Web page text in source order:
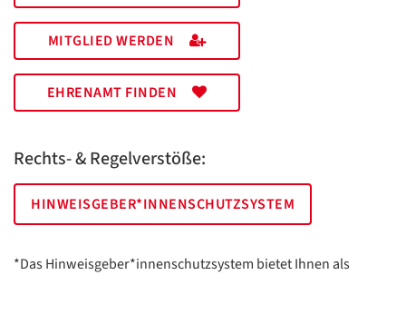
MITGLIED WERDEN
EHRENAMT FINDEN
Rechts- & Regelverstöße:
HINWEISGEBER*INNENSCHUTZSYSTEM
*Das Hinweisgeber*innenschutzsystem bietet Ihnen als